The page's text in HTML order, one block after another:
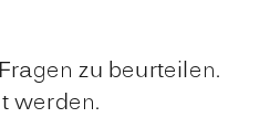
zu beurteilen.
werden.